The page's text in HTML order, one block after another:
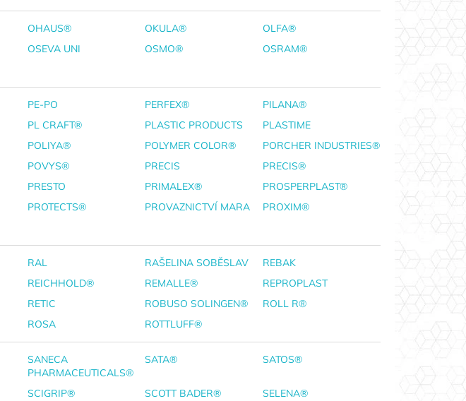
OHAUS® OKULA®
OLFA®
OSEVA UNI OSMO®
OSRAM®
PE-PO PERFEX®
PILANA®
PL CRAFT® PLASTIC PRODUCTS
PLASTIME
POLIYA® POLYMER COLOR®
PORCHER INDUSTRIES®
POVYS® PRECIS
PRECIS®
PRESTO PRIMALEX®
PROSPERPLAST®
PROTECTS® PROVAZNICTVÍ MARA
PROXIM®
RAL RAŠELINA SOBĚSLAV
REBAK
REICHHOLD® REMALLE®
REPROPLAST
RETIC ROBUSO SOLINGEN®
ROLL R®
ROSA ROTTLUFF®
SANECA
PHARMACEUTICALS®
SATA® SATOS®
SCIGRIP® SCOTT BADER® SELENA®